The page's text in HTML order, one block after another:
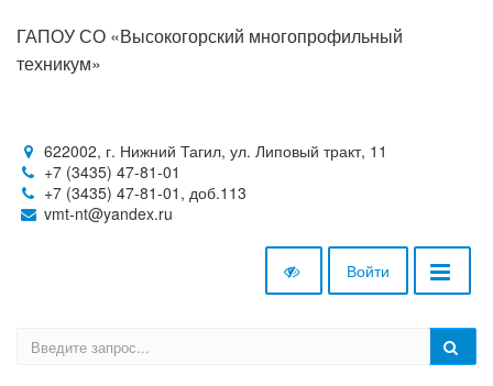
ГАПОУ СО «Высокогорский многопрофильный
техникум»
622002, г. Нижний Тагил, ул. Липовый тракт, 11
+7 (3435) 47-81-01
+7 (3435) 47-81-01, доб.113
vmt-nt@yandex.ru
Войти